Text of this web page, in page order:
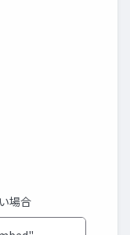
場合